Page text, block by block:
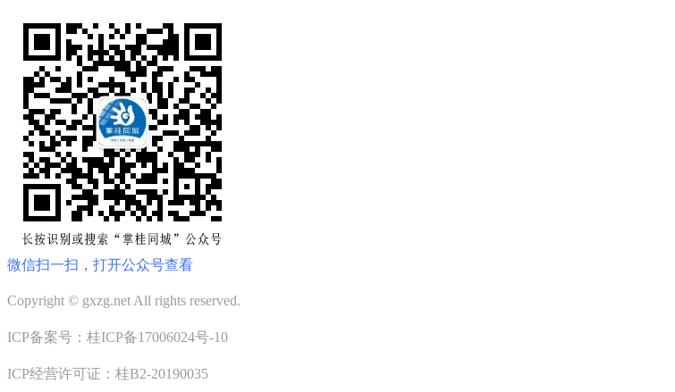
微信扫一扫，打开公众号查看
Copyright © gxzg.net All rights reserved.
ICP备案号：桂ICP备17006024号-10
ICP经营许可证：桂B2-20190035